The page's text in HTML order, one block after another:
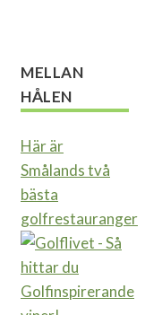
MELLAN
HÅLEN
Här är
Smålands två
bästa
golfrestauranger